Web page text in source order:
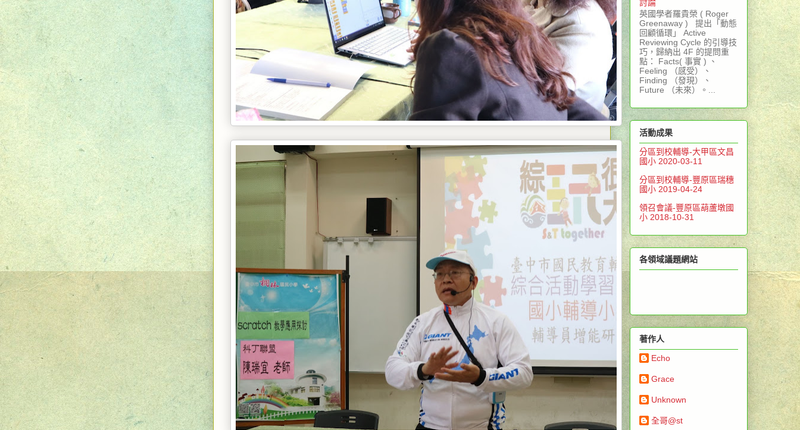
討論
英國學者羅貴榮 ( Roger
Greenaway ) 提出「動態
回顧循環」 Active
Reviewing Cycle 的引導技
巧，歸納出 4F 的提問重
點： Facts( 事實 ) 、
Feeling （感受）、
Finding （發現）、
Future （未來）。...
活動成果
分區到校輔導-大甲區文昌
國小 2020-03-11
分區到校輔導-豐原區瑞穗
國小 2019-04-24
領召會議-豐原區葫蘆墩國
小 2018-10-31
各領域議題網站
著作人
Echo
Grace
Unknown
全哥@st